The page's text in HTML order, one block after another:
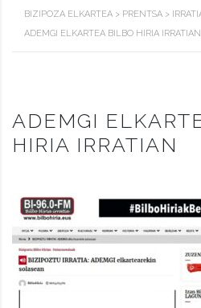
BIZIPOZA ELKARTEA > PRENTSA >
ADEMGI ELKARTEA BILBO HIRIA IRRATIAN
ADEMGI
HIRIA IRRATIAN